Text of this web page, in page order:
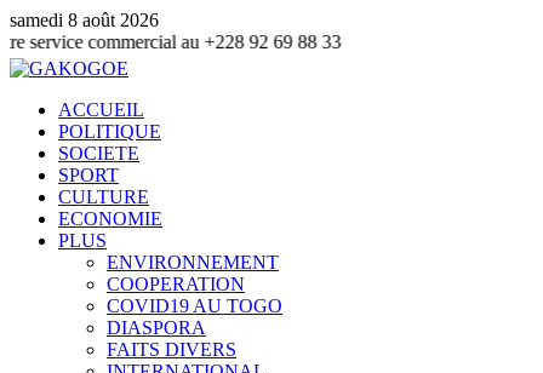
samedi 8 août 2026
au +228 92 69 88 33
ACCUEIL
POLITIQUE
SOCIETE
SPORT
CULTURE
ECONOMIE
PLUS
ENVIRONNEMENT
COOPERATION
COVID19 AU TOGO
DIASPORA
FAITS DIVERS